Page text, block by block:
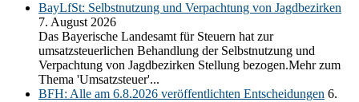
BayLfSt: Selbstnutzung und Verpachtung von Jagdbezirken
7. August 2026
Das Bayerische Landesamt für Steuern hat zur
umsatzsteuerlichen Behandlung der Selbstnutzung und
Verpachtung von Jagdbezirken Stellung bezogen.Mehr zum
Thema 'Umsatzsteuer'...
BFH: Alle am 6.8.2026 veröffentlichten Entscheidungen 6.